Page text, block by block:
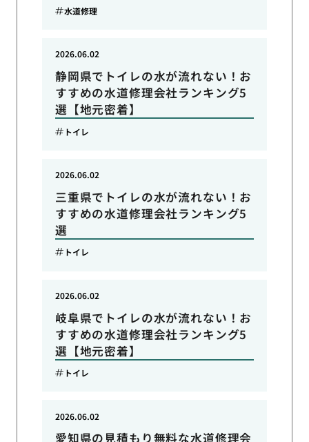
水道修理
静岡県でトイレの水が流れない！お
すすめの水道修理会社ランキング5
選【地元密着】
2026.06.02
トイレ
三重県でトイレの水が流れない！お
すすめの水道修理会社ランキング5
選
2026.06.02
トイレ
岐阜県でトイレの水が流れない！お
すすめの水道修理会社ランキング5
選【地元密着】
2026.06.02
トイレ
愛知県の見積もり無料な水道修理会
2026.06.02